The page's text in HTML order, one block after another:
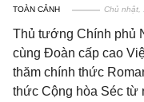
TOÀN CẢNH Chủ nhật,
Thủ tướng Chính phủ
cùng Đoàn cấp cao
thăm chính thức
thức Cộng hòa Séc từ